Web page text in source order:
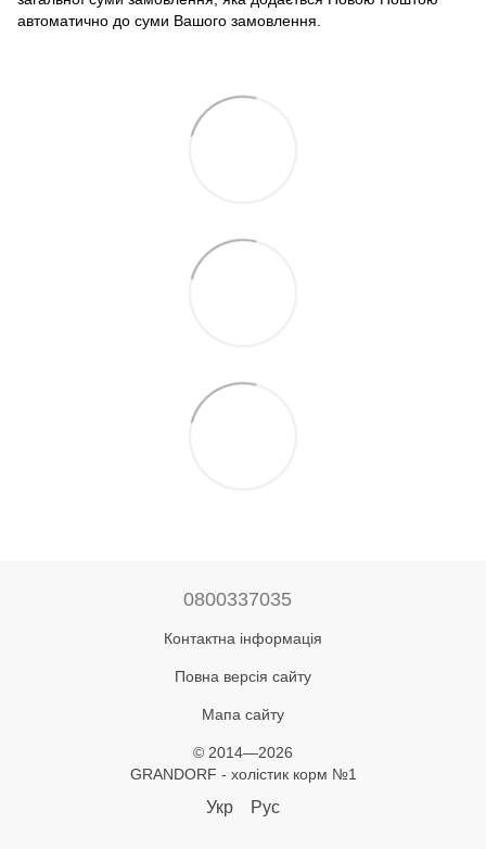
автоматично до суми Вашого замовлення.
0800337035
Контактна інформація
Повна версія сайту
Мапа сайту
© 2014—2026
GRANDORF - холістик корм №1
Укр Рус